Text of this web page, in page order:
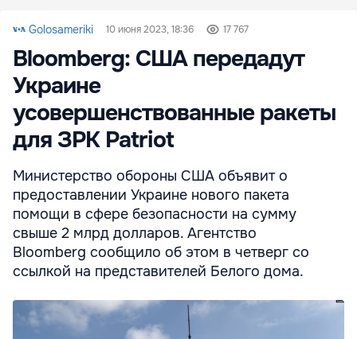
Golosameriki 10 июня 2023, 18:36 17 767
Bloomberg: США передадут
Украине
усовершенствованные ракеты
для ЗРК Patriot
Министерство обороны США объявит о
предоставлении Украине нового пакета
помощи в сфере безопасности на сумму
свыше 2 млрд долларов. Агентство
Bloomberg сообщило об этом в четверг со
ссылкой на представителей Белого дома.